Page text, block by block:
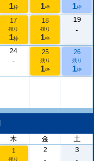
1枠 1枠 1枠
17
残り
1枠
18
残り
1枠
19
-
24
-
25
残り
1枠
26
残り
1枠
木 金 土
1
残り
2
3